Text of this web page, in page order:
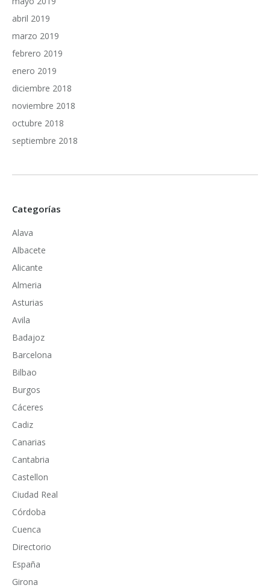
abril 2019
marzo 2019
febrero 2019
enero 2019
diciembre 2018
noviembre 2018
octubre 2018
septiembre 2018
Categorías
Alava
Albacete
Alicante
Almeria
Asturias
Avila
Badajoz
Barcelona
Bilbao
Burgos
Cáceres
Cadiz
Canarias
Cantabria
Castellon
Ciudad Real
Córdoba
Cuenca
Directorio
España
Girona